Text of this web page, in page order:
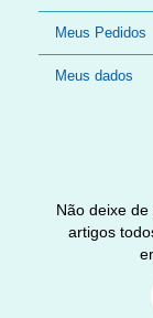
Meus Pedidos
Meus dados
Não deixe
artigos